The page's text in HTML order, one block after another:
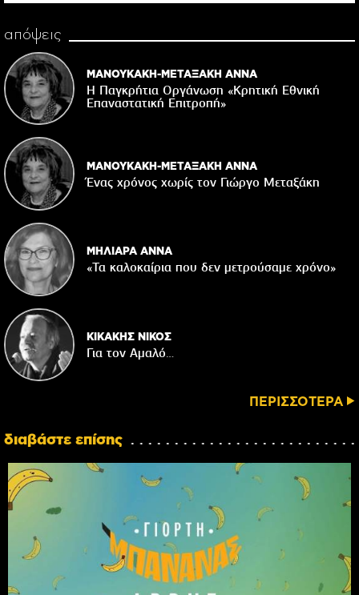
απόψεις
ΜΑΝΟΥΚΑΚΗ-ΜΕΤΑΞΑΚΗ ΑΝΝΑ
Η Παγκρήτια Οργάνωση «Κρητική Εθνική
Επαναστατική Eπιτροπή»
ΜΑΝΟΥΚΑΚΗ-ΜΕΤΑΞΑΚΗ ΑΝΝΑ
Ένας χρόνος χωρίς τον Γιώργο Μεταξάκη
ΜΗΛΙΑΡΑ ΑΝΝΑ
«Τα καλοκαίρια που δεν μετρούσαμε χρόνο»
ΚΙΚΑΚΗΣ ΝΙΚΟΣ
Για τον Αμαλό…
ΠΕΡΙΣΣΟΤΕΡΑ
διαβάστε επίσης